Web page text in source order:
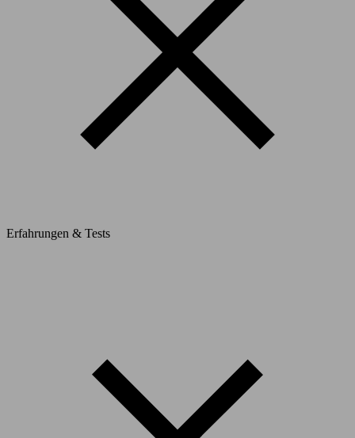
Erfahrungen & Tests